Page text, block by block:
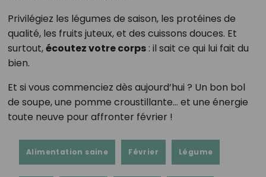
Privilégiez les légumes de saison, les protéines de
qualité, les fruits juteux, et des cuissons douces. Et
surtout,écoutez votre corps: il sait ce qui lui fait du
bien.
Et si vous commenciez dès aujourd’hui ? Un bon bol
de soupe, une pomme croustillante… et une énergie
toute neuve pour affronter février !
Alimentation saine Février Légume